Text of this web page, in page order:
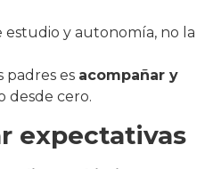
estudio y autonomía, no la
padres es acompañar y
desde cero.
expectativas